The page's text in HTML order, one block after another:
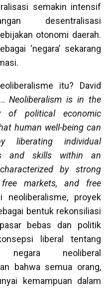
semakin intensif
desentralisasi
otonomi daerah.
‘negara’ sekarang
itu? David
Neoliberalism is in the
political economic
human well-being can
liberating individual
and skills within an
by strong
markets, and free
neoliberalisme, proyek
bentuk rekonsiliasi
bebas dan politik
liberal tentang
neoliberal
bahwa semua orang,
kemampuan dalam